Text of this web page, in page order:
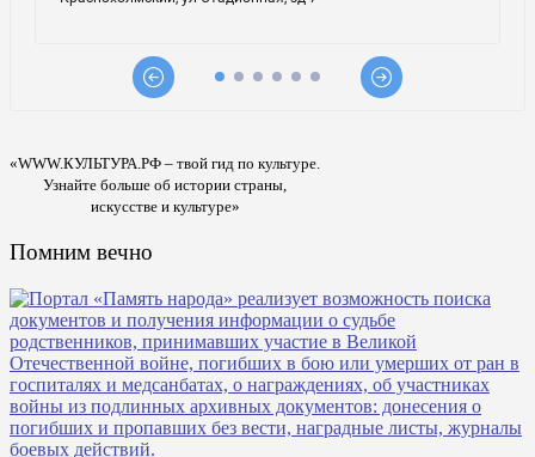
«WWW.КУЛЬТУРА.РФ – твой гид по культуре.
Узнайте больше об истории страны,
искусстве и культуре»
Помним вечно